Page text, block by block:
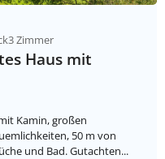
3 Zimmer
Haus mit
Kamin, großen
50 m von
und Bad. Gutachten...